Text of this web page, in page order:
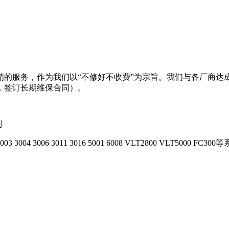
服务，作为我们以“不修好不收费”为宗旨。我们与各厂商
订长期维保合同）。
3004 3006 3011 3016 5001 6008 VLT2800 VLT5000 FC300等